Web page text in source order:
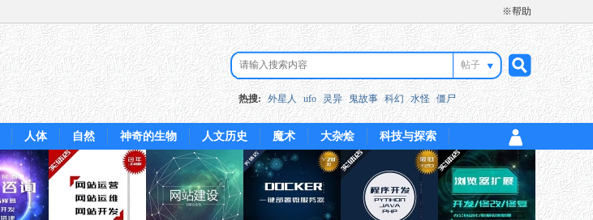
※帮助
帖子
搜
索
热搜: 外星人 ufo 灵异 鬼故事 科幻 水怪 僵尸
人体 自然 神奇的生物 人文历史 魔术 大杂烩 科技与探索